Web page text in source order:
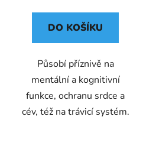
DO KOŠÍKU
Působí příznivě na
mentální a kognitivní
funkce, ochranu srdce a
cév, též na trávicí systém.